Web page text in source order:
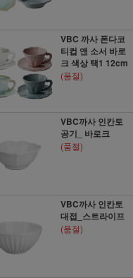
VBC 까사 폰다코
티컵 앤 소서 바로
크 색상 택1 12cm
(품절)
VBC까사 인칸토
공기_ 바로크
(품절)
VBC까사 인칸토
대접_스트라이프
(품절)